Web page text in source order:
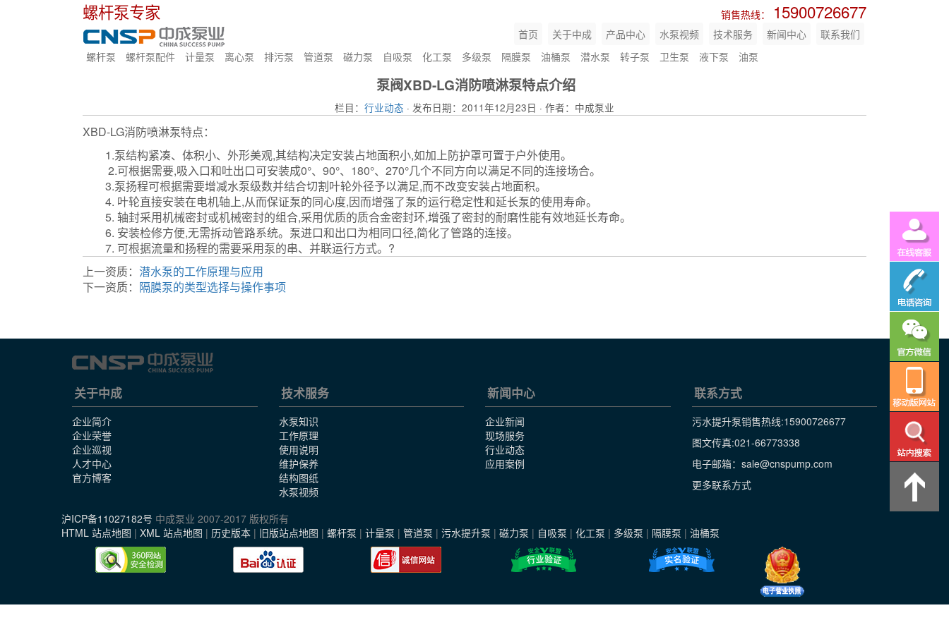
螺杆泵专家 销售热线： 15900726677
首页 关于中成 产品中心 水泵视频 技术服务 新闻中心
联系我们
螺杆泵
螺杆泵配件 计量泵 离心泵 排污泵 管道泵 磁力泵 自吸泵 化工泵 多级泵 隔膜泵 油桶泵 潜水泵 转子泵 卫生泵 液下泵 油泵
泵阀XBD-LG消防喷淋泵特点介绍
栏目： 行业动态 · 发布日期：2011年12月23日 · 作者：中成泵业
XBD-LG消防喷淋泵特点：
1.泵结构紧凑、体积小、外形美观,其结构决定安装占地面积小,如加上防护罩可置于户外使用。
2.可根据需要,吸入口和吐出口可安装成0°、90°、180°、270°几个不同方向以满足不同的连接场合。
3.泵扬程可根据需要增减水泵级数并结合切割叶轮外径予以满足,而不改变安装占地面积。
4. 叶轮直接安装在电机轴上,从而保证泵的同心度,因而增强了泵的运行稳定性和延长泵的使用寿命。
5. 轴封采用机械密封或机械密封的组合,采用优质的质合金密封环,增强了密封的耐磨性能有效地延长寿命。
6. 安装检修方便,无需拆动管路系统。泵进口和出口为相同口径,简化了管路的连接。
7. 可根据流量和扬程的需要采用泵的串、并联运行方式。?
上一资质： 潜水泵的工作原理与应用
下一资质： 隔膜泵的类型选择与操作事项
关于中成
企业简介
企业荣誉
企业巡视
人才中心
官方博客
技术服务
水泵知识
工作原理
使用说明
维护保养
结构图纸
水泵视频
新闻中心
企业新闻
现场服务
行业动态
应用案例
联系方式
污水提升泵销售热线:15900726677
图文传真:021-66773338
电子邮箱：sale@cnspump.com
更多联系方式
沪ICP备11027182号 中成泵业 2007-2017 版权所有
HTML 站点地图 | XML 站点地图 | 历史版本 | 旧版站点地图 | 螺杆泵 | 计量泵 | 管道泵 | 污水提升泵 | 磁力泵 | 自吸泵 | 化工泵 | 多级泵 | 隔膜泵 | 油桶泵